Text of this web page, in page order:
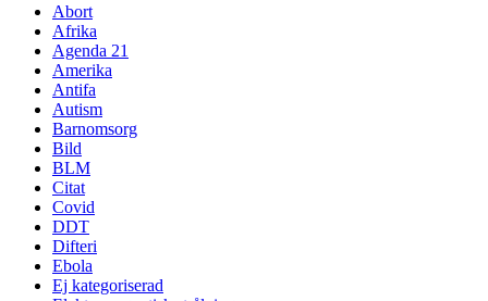
Abort
Afrika
Agenda 21
Amerika
Antifa
Autism
Barnomsorg
Bild
BLM
Citat
Covid
DDT
Difteri
Ebola
Ej kategoriserad